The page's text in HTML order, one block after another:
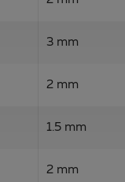
3 mm
2 mm
1.5 mm
2 mm